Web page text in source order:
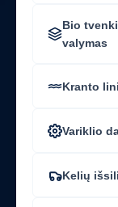
Bio
valymas
Kranto
Variklio
Kelių